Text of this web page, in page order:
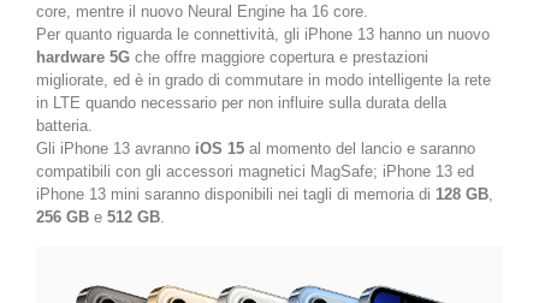
core, mentre il nuovo Neural Engine ha 16 core.
Per quanto riguarda le connettività, gli iPhone 13 hanno un nuovo
hardware 5G che offre maggiore copertura e prestazioni
migliorate, ed è in grado di commutare in modo intelligente la rete
in LTE quando necessario per non influire sulla durata della
batteria.
Gli iPhone 13 avranno iOS 15 al momento del lancio e saranno
compatibili con gli accessori magnetici MagSafe; iPhone 13 ed
iPhone 13 mini saranno disponibili nei tagli di memoria di 128 GB,
256 GB e 512 GB.